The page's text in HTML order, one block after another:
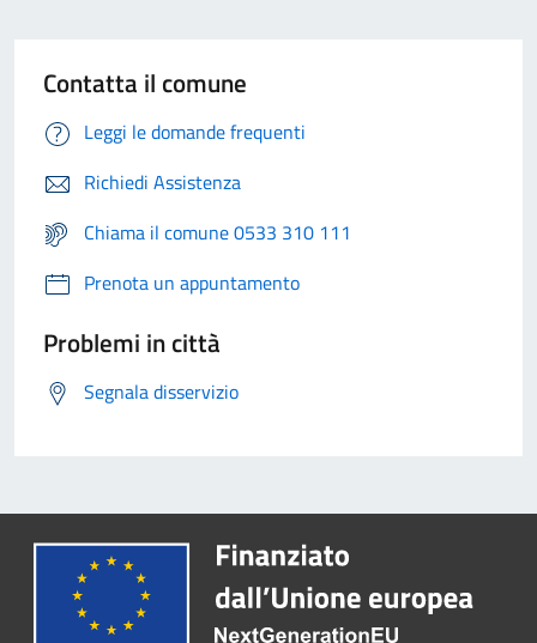
Contatta il comune
Leggi le domande frequenti
Richiedi Assistenza
Chiama il comune 0533 310 111
Prenota un appuntamento
Problemi in città
Segnala disservizio